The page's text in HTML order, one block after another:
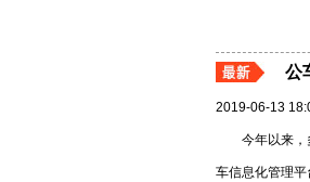
公
2019-06-13
今年以来
车信息化管理